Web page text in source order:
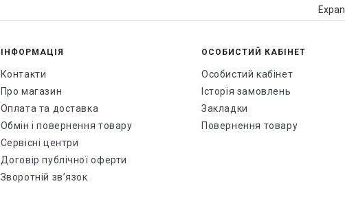
Щоб вибрати пахвові милиці, треба встати рівно,
підлогу на відстані 15 см від ноги (вперед і трохи
визначити довжину милиць по іншому: елементарно
Милиці з опорою під лікоть
При виборі милиць з опорою під лікоть треба уперти
просунути руку в манжету. Манжета має
нижче зовнішньої частини ліктя.
Милиці з регульованою
ІНФОРМАЦІЯ
Контакти
Про магазин
Оплата та доставка
Обмін і повернення товару
Сервісні центри
Договір публічної оферти
Зворотній зв’язок
ОСОБИСТИЙ КАБІНЕТ
Особистий кабінет
Історія замовлень
Закладки
Повернення товару